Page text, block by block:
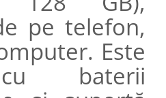
pe telefon,
Este
baterii